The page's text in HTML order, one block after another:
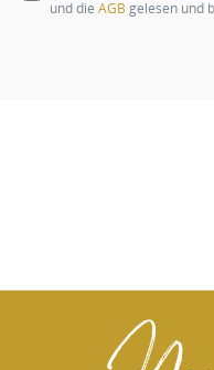
und die AGB gelesen und